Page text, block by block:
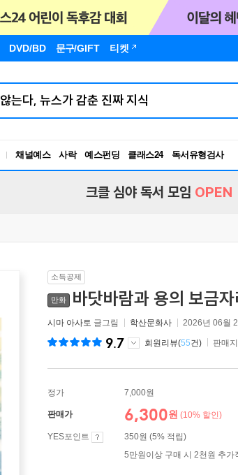
DVD/BD 문구/GIFT 티켓
채널예스 사락 예스펀딩 클래스24
독서유형검사
RBTI Lab
크클 심야 독서 모임 OPEN
소득공제
만화 바닷바람과 용의 보금
시마 아사토 글그림 학산문화사 2026년 06월
9.7 회원리뷰(55건) 판매
정가 7,000원
판매가 6,300원 (10% 할인)
YES포인트
350원 (5% 적립)
5만원이상 구매 시 2천원 추가